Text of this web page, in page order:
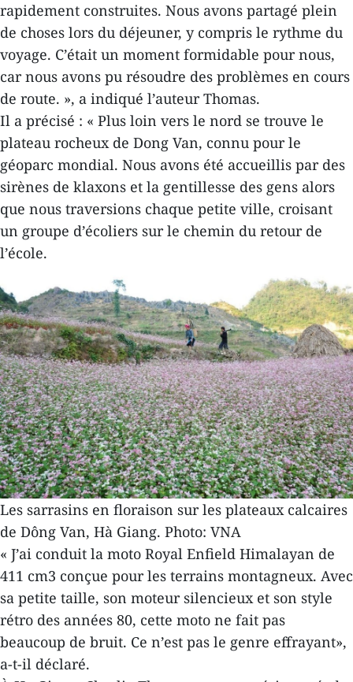
rapidement construites. Nous avons partagé plein
de choses lors du déjeuner, y compris le rythme du
voyage. C’était un moment formidable pour nous,
car nous avons pu résoudre des problèmes en cours
de route. », a indiqué l’auteur Thomas.
Il a précisé : « Plus loin vers le nord se trouve le
plateau rocheux de Dong Van, connu pour le
géoparc mondial. Nous avons été accueillis par des
sirènes de klaxons et la gentillesse des gens alors
que nous traversions chaque petite ville, croisant
un groupe d’écoliers sur le chemin du retour de
l’école.
Les sarrasins en floraison sur les plateaux calcaires
de Dông Van, Hà Giang. Photo: VNA
« J’ai conduit la moto Royal Enfield Himalayan de
411 cm3 conçue pour les terrains montagneux. Avec
sa petite taille, son moteur silencieux et son style
rétro des années 80, cette moto ne fait pas
beaucoup de bruit. Ce n’est pas le genre effrayant»,
a-t-il déclaré.